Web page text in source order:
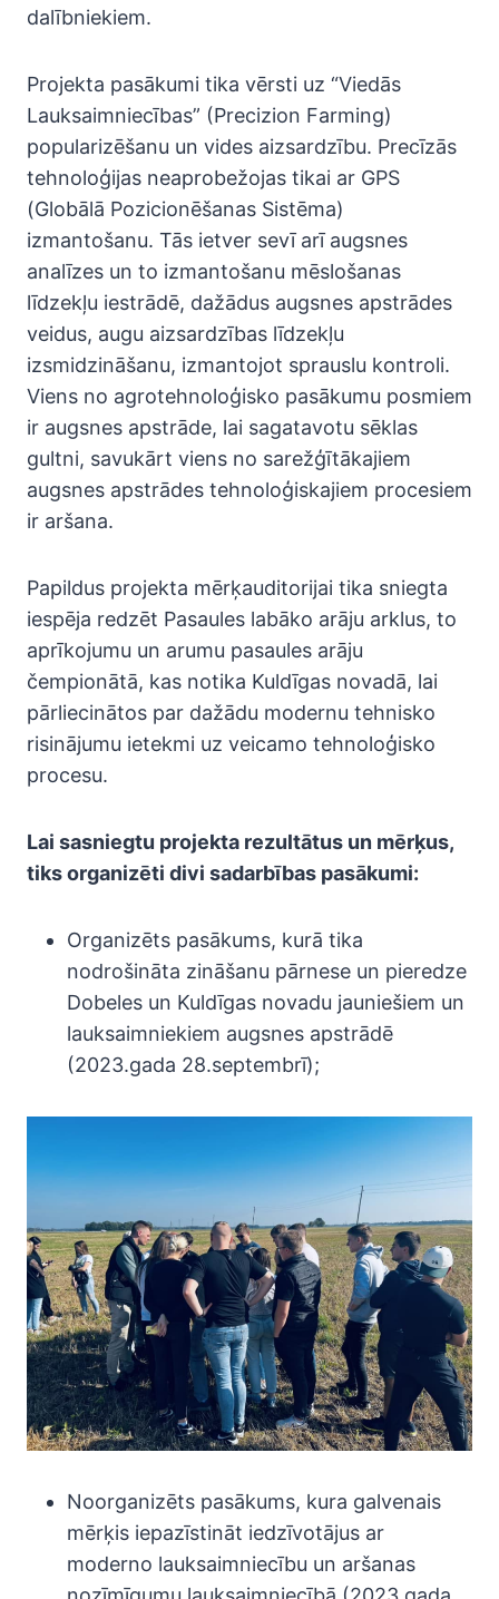
dalībniekiem.
Projekta pasākumi tika vērsti uz “Viedās
Lauksaimniecības” (Precizion Farming)
popularizēšanu un vides aizsardzību. Precīzās
tehnoloģijas neaprobežojas tikai ar GPS
(Globālā Pozicionēšanas Sistēma)
izmantošanu. Tās ietver sevī arī augsnes
analīzes un to izmantošanu mēslošanas
līdzekļu iestrādē, dažādus augsnes apstrādes
veidus, augu aizsardzības līdzekļu
izsmidzināšanu, izmantojot sprauslu kontroli.
Viens no agrotehnoloģisko pasākumu posmiem
ir augsnes apstrāde, lai sagatavotu sēklas
gultni, savukārt viens no sarežģītākajiem
augsnes apstrādes tehnoloģiskajiem procesiem
ir aršana.
Papildus projekta mērķauditorijai tika sniegta
iespēja redzēt Pasaules labāko arāju arklus, to
aprīkojumu un arumu pasaules arāju
čempionātā, kas notika Kuldīgas novadā, lai
pārliecinātos par dažādu modernu tehnisko
risinājumu ietekmi uz veicamo tehnoloģisko
procesu.
Lai sasniegtu projekta rezultātus un mērķus,
tiks organizēti divi sadarbības pasākumi:
Organizēts pasākums, kurā tika
nodrošināta zināšanu pārnese un pieredze
Dobeles un Kuldīgas novadu jauniešiem un
lauksaimniekiem augsnes apstrādē
(2023.gada 28.septembrī);
Noorganizēts pasākums, kura galvenais
mērķis iepazīstināt iedzīvotājus ar
moderno lauksaimniecību un aršanas